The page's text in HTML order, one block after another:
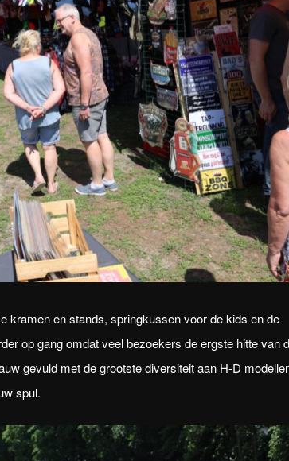
kramen en stands, springkussen voor de kids en de
op gang omdat veel bezoekers de ergste hitte van
gevuld met de grootste diversiteit aan H-D
spul.